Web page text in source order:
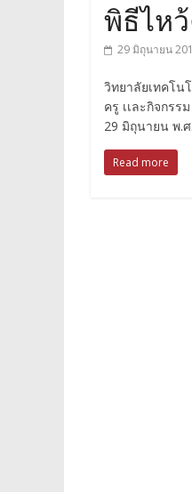
พิธีไห
29 มิถุนายน
วิทยาลัยเทคโน
ครู เเละกิจกร
29 มิถุนายน พ.ศ
Read more